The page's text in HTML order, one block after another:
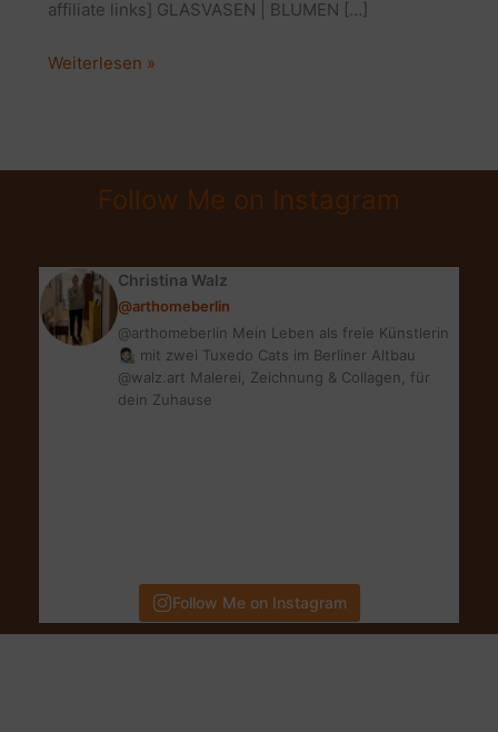
affiliate links] GLASVASEN | BLUMEN […]
GLASVASEN
VASE
Weiterlesen »
Follow Me on Instagram
Christina Walz
@arthomeberlin
@arthomeberlin Mein Leben als freie Künstlerin
👩🏻‍🎨 mit zwei Tuxedo Cats im Berliner Altbau
@walz.art Malerei, Zeichnung & Collagen, für
dein Zuhause
Follow Me on Instagram